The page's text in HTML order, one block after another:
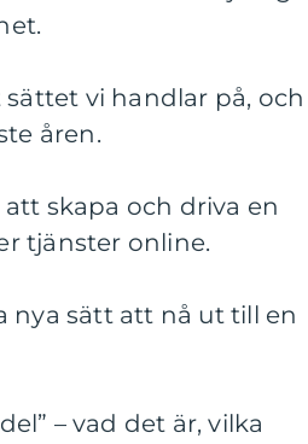
vi handlar på, och
åren.
skapa och driva en
tjänster online.
nya sätt att nå ut till en
– vad det är, vilka